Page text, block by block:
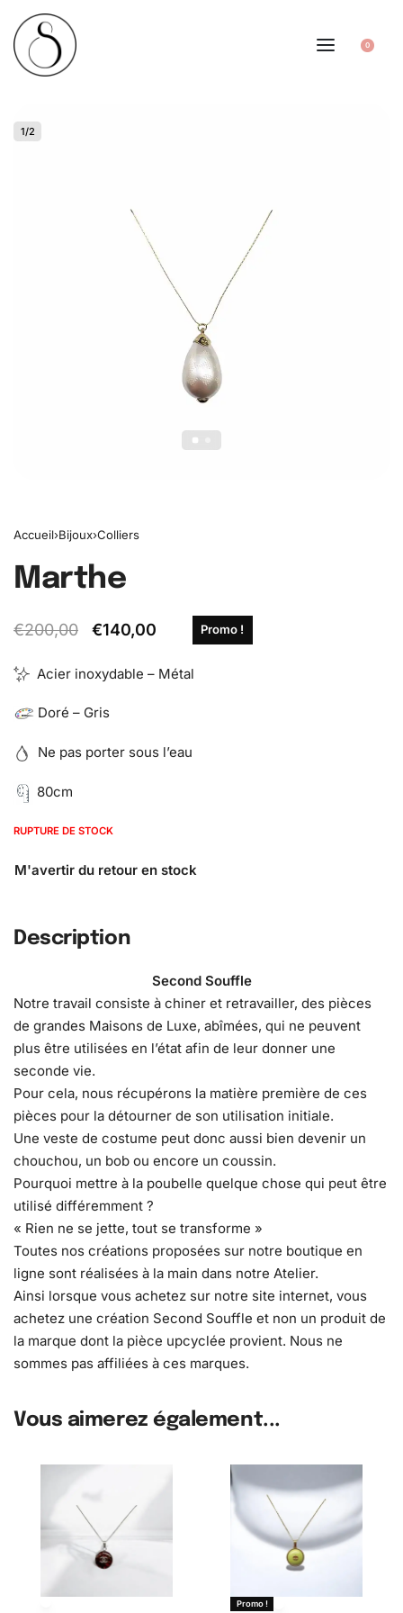
0
1/2
Accueil›Bijoux›Colliers
Marthe
€200,00 €140,00 Promo !
Acier inoxydable – Métal
Doré – Gris
Ne pas porter sous l’eau
80cm
RUPTURE DE STOCK
Description
Second Souffle
Notre travail consiste à chiner et retravailler, des pièces
de grandes Maisons de Luxe, abîmées, qui ne peuvent
plus être utilisées en l’état afin de leur donner une
seconde vie.
Pour cela, nous récupérons la matière première de ces
pièces pour la détourner de son utilisation initiale.
Une veste de costume peut donc aussi bien devenir un
chouchou, un bob ou encore un coussin.
Pourquoi mettre à la poubelle quelque chose qui peut être
utilisé différemment ?
« Rien ne se jette, tout se transforme »
Toutes nos créations proposées sur notre boutique en
ligne sont réalisées à la main dans notre Atelier.
Ainsi lorsque vous achetez sur notre site internet, vous
achetez une création Second Souffle et non un produit de
la marque dont la pièce upcyclée provient. Nous ne
sommes pas affiliées à ces marques.
Vous aimerez également...
Promo !